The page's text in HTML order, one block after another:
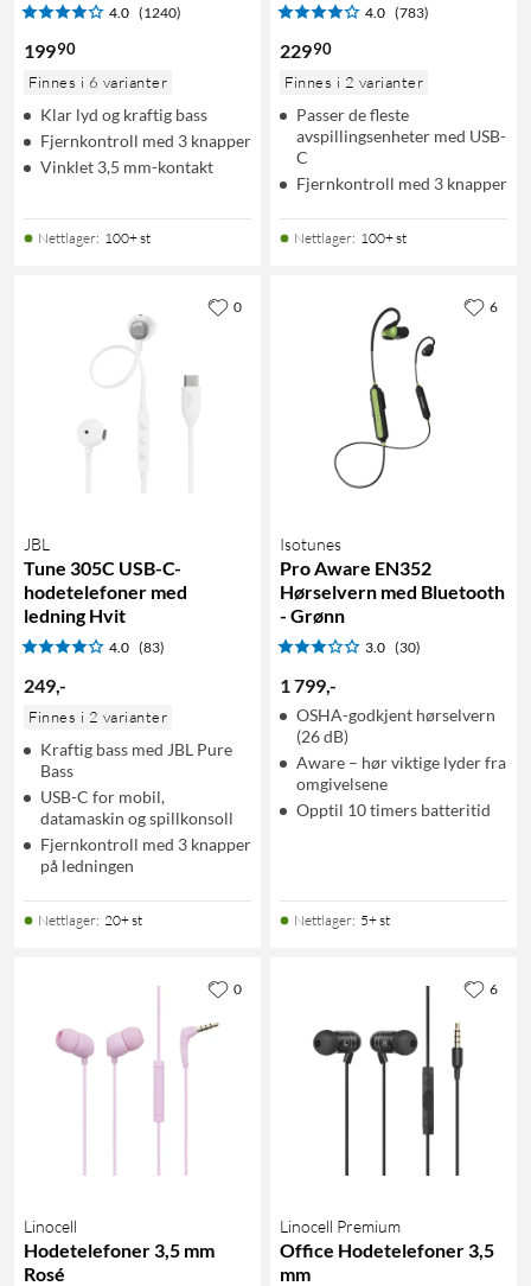
4.0 (1240)
19990
Finnes i 6 varianter
Klar lyd og kraftig bass
Fjernkontroll med 3 knapper
Vinklet 3,5 mm-kontakt
Nettlager: 100+ st
4.0 (783)
22990
Finnes i 2 varianter
Passer de fleste
avspillingsenheter med USB-
C
Fjernkontroll med 3 knapper
Nettlager: 100+ st
JBL
Tune 305C USB-C-
hodetelefoner med
ledning Hvit
4.0 (83)
249,-
Finnes i 2 varianter
Kraftig bass med JBL Pure
Bass
USB-C for mobil,
datamaskin og spillkonsoll
Fjernkontroll med 3 knapper
på ledningen
Nettlager: 20+ st
0
Isotunes
Pro Aware EN352
Hørselvern med Bluetooth
- Grønn
3.0 (30)
1 799,-
OSHA-godkjent hørselvern
(26 dB)
Aware – hør viktige lyder fra
omgivelsene
Opptil 10 timers batteritid
Nettlager: 5+ st
6
Linocell
Hodetelefoner 3,5 mm
Rosé
0
Linocell Premium
Office Hodetelefoner 3,5
mm
6